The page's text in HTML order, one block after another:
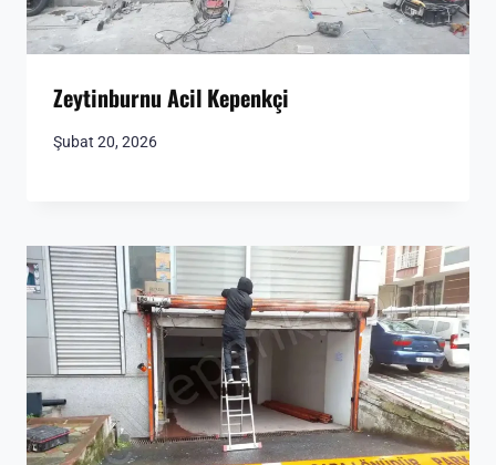
Zeytinburnu Acil Kepenkçi
Şubat 20, 2026